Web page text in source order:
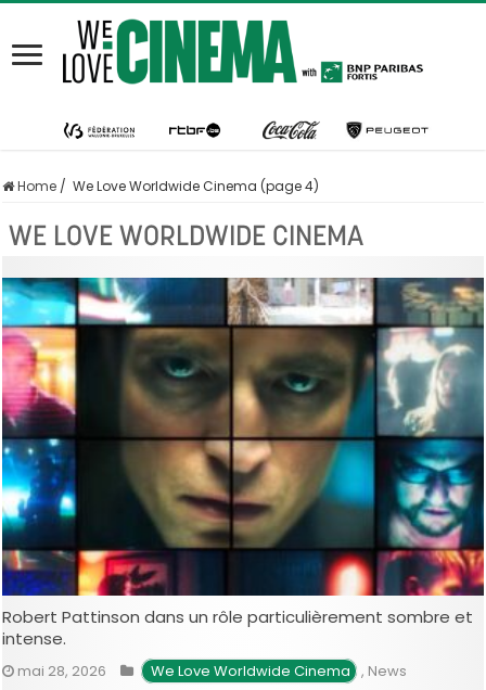
Home / We Love Worldwide Cinema (page 4)
WE LOVE WORLDWIDE CINEMA
Robert Pattinson dans un rôle particulièrement sombre et
intense.
mai 28, 2026 We Love Worldwide Cinema , News